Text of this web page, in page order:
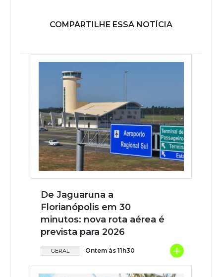
COMPARTILHE ESSA NOTÍCIA
De Jaguaruna a
Florianópolis em 30
minutos: nova rota aérea é
prevista para 2026
GERAL Ontem às 11h30 +